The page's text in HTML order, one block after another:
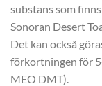
substans som
Sonoran Desert
Det kan också
förkortningen för
MEO DMT).